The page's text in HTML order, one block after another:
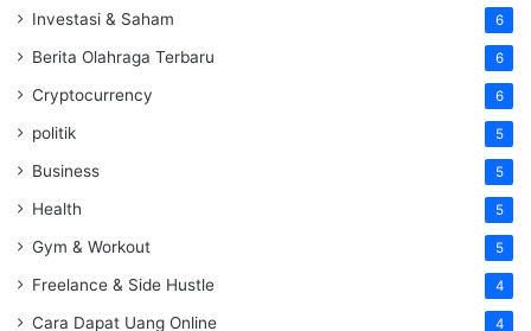
Investasi & Saham 6
Berita Olahraga Terbaru 6
Cryptocurrency 6
politik 5
Business 5
Health 5
Gym & Workout 5
Freelance & Side Hustle 4
Cara Dapat Uang Online 4